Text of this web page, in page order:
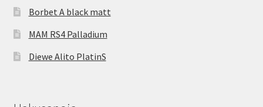
Borbet A black matt
MAM RS4 Palladium
Diewe Alito PlatinS